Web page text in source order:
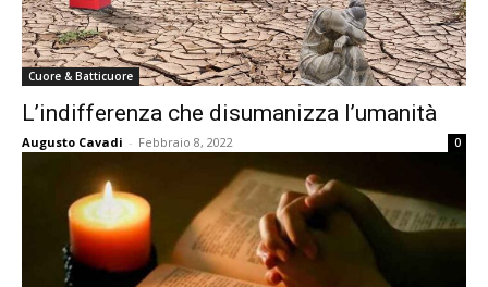
Cuore & Batticuore
L’indifferenza che disumanizza l’umanità
Augusto Cavadi - Febbraio 8, 2022 0